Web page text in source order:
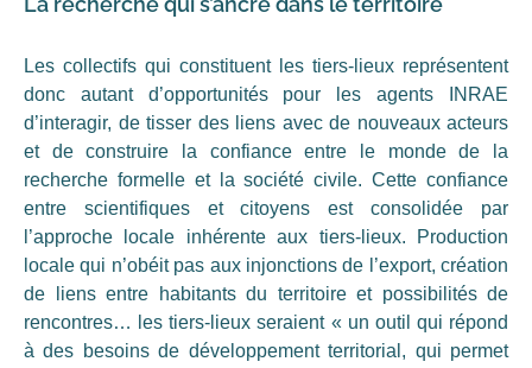
Les collectifs qui constituent les tiers-lieux représentent
donc autant d’opportunités pour les agents INRAE
d’interagir, de tisser des liens avec de nouveaux acteurs
et de construire la confiance entre le monde de la
recherche formelle et la société civile. Cette confiance
entre scientifiques et citoyens est consolidée par
l’approche locale inhérente aux tiers-lieux. Production
locale qui n’obéit pas aux injonctions de l’export, création
de liens entre habitants du territoire et possibilités de
rencontres… les tiers-lieux seraient « un outil qui répond
à des besoins de développement territorial, qui permet